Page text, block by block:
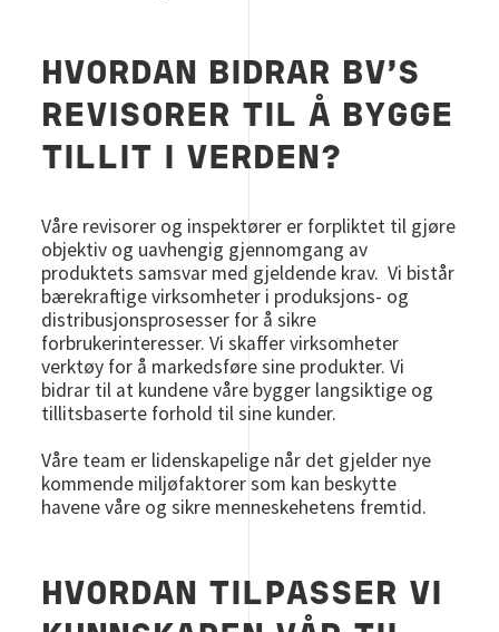
HVORDAN BIDRAR BV’S
REVISORER TIL Å BYGGE
TILLIT I VERDEN?
Våre revisorer og inspektører er forpliktet til gjøre
objektiv og uavhengig gjennomgang av
produktets samsvar med gjeldende krav. Vi bistår
bærekraftige virksomheter i produksjons- og
distribusjonsprosesser for å sikre
forbrukerinteresser. Vi skaffer virksomheter
verktøy for å markedsføre sine produkter. Vi
bidrar til at kundene våre bygger langsiktige og
tillitsbaserte forhold til sine kunder.
Våre team er lidenskapelige når det gjelder nye
kommende miljøfaktorer som kan beskytte
havene våre og sikre menneskehetens fremtid.
HVORDAN TILPASSER VI